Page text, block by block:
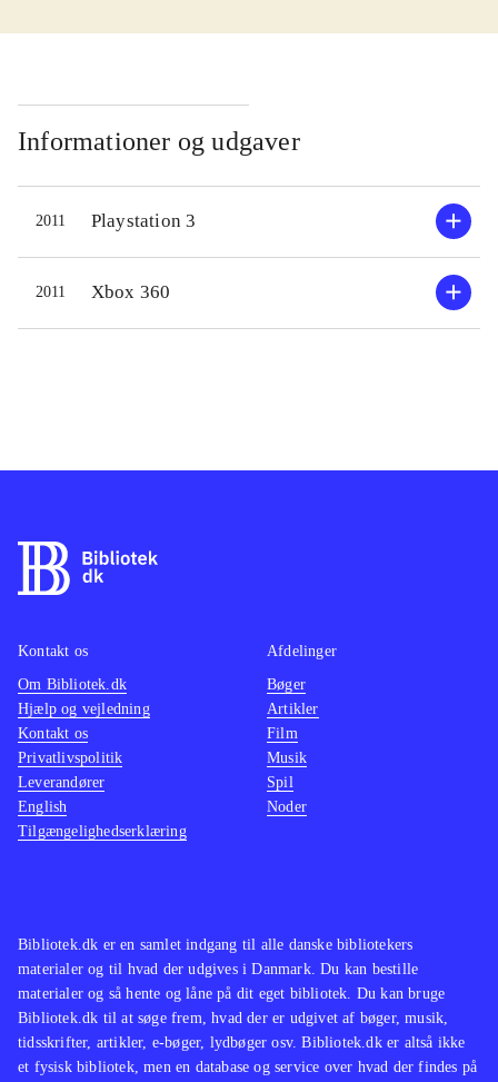
fortid. Da hun lokkes tilbage til
gensyn, for her lurer galskaben og
mange farer. I spillet skal man som
Alice bevæge sig rundt i
surrealistiske og labyrintiske
omgivelser. Her skal kæmpes mod
mærkelige væsner med bl.a. dolk og
peberspray! Undervejs samles
hende med at finde ud af sandheden
singleplayerdel. Grafikken i spillet er
i orden og forfriskende anderledes, fx
tegninger. Banedesignet afspiller godt
den dystre handling. Der er dog
enkelte grafiske bugs, der burde have
været rettet før lanceringen af spillet.
Lyden er god og styringen er intuitiv.
Overordnet er spillet underholdende
selv om der indimellem savnes nogle
Spillet er en selvstændig fortsættelse
af American McGee's Alice, 2000,
der kun findes på et bibliotek i DK.
Samlet set et godt bud på et action-
adventurespil, hvor spændingen i
Informationer og udgaver
2011 Playstation 3
2011 Xbox 360
Bibliotek.dk er en samlet indgang til alle danske bibliotekers
materialer og til hvad der udgives i Danmark. Du kan bestille
materialer og så hente og låne på dit eget bibliotek. Du kan bruge
Bibliotek.dk til at søge frem, hvad der er udgivet af bøger, musik,
tidsskrifter, artikler, e-bøger, lydbøger osv. Bibliotek.dk er altså ikke
et fysisk bibliotek, men en database og service over hvad der findes på
Kontakt os
Om Bibliotek.dk
Hjælp og vejledning
Kontakt os
Privatlivspolitik
Leverandører
English
Tilgængelighedserklæring
Afdelinger
Bøger
Artikler
Film
Musik
Spil
Noder